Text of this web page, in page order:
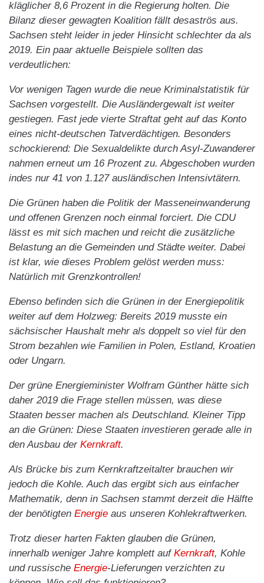
kläglicher 8,6 Prozent in die Regierung holten. Die
Bilanz dieser gewagten Koalition fällt desaströs aus.
Sachsen steht leider in jeder Hinsicht schlechter da als
2019. Ein paar aktuelle Beispiele sollten das
verdeutlichen:
Vor wenigen Tagen wurde die neue Kriminalstatistik für
Sachsen vorgestellt. Die Ausländergewalt ist weiter
gestiegen. Fast jede vierte Straftat geht auf das Konto
eines nicht-deutschen Tatverdächtigen. Besonders
schockierend: Die Sexualdelikte durch Asyl-Zuwanderer
nahmen erneut um 16 Prozent zu. Abgeschoben wurden
indes nur 41 von 1.127 ausländischen Intensivtätern.
Die Grünen haben die Politik der Masseneinwanderung
und offenen Grenzen noch einmal forciert. Die CDU
lässt es mit sich machen und reicht die zusätzliche
Belastung an die Gemeinden und Städte weiter. Dabei
ist klar, wie dieses Problem gelöst werden muss:
Natürlich mit Grenzkontrollen!
Ebenso befinden sich die Grünen in der Energiepolitik
weiter auf dem Holzweg: Bereits 2019 musste ein
sächsischer Haushalt mehr als doppelt so viel für den
Strom bezahlen wie Familien in Polen, Estland, Kroatien
oder Ungarn.
Der grüne Energieminister Wolfram Günther hätte sich
daher 2019 die Frage stellen müssen, was diese
Staaten besser machen als Deutschland. Kleiner Tipp
an die Grünen: Diese Staaten investieren gerade alle in
den Ausbau der Kernkraft.
Als Brücke bis zum Kernkraftzeitalter brauchen wir
jedoch die Kohle. Auch das ergibt sich aus einfacher
Mathematik, denn in Sachsen stammt derzeit die Hälfte
der benötigten Energie aus unseren Kohlekraftwerken.
Trotz dieser harten Fakten glauben die Grünen,
innerhalb weniger Jahre komplett auf Kernkraft, Kohle
und russische Energie-Lieferungen verzichten zu